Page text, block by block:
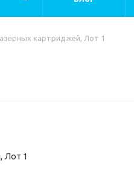
картриджей, Лот 1
Лот 1